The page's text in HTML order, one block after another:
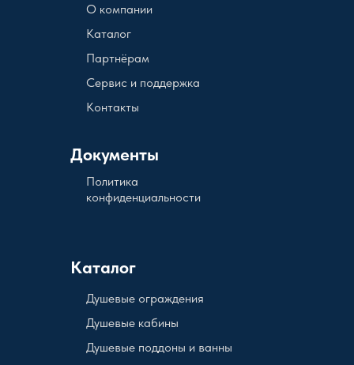
О компании
Документы
Каталог
Политика
конфиденциальности
Партнёрам
Сервис и поддержка
Контакты
Каталог
Душевые кабины
Душевые поддоны и ванны
Душевые ограждения